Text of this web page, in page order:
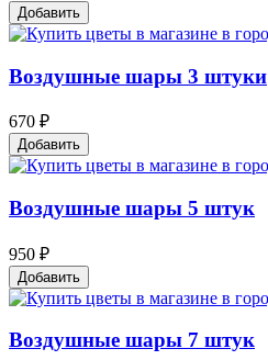
Добавить
Воздушные шары 3 штуки
670 ₽
Добавить
Воздушные шары 5 штук
950 ₽
Добавить
Воздушные шары 7 штук